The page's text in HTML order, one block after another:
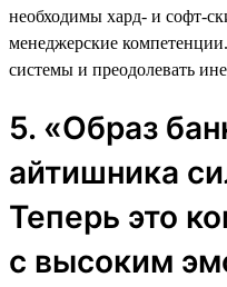
необходимы хард- и софт-
менеджерские
системы и преодолевать
5. «Образ
айтишника
Теперь это
с высоким